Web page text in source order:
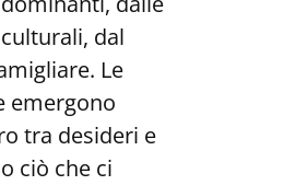
dal
Le
emergono
tra desideri e
ciò che ci